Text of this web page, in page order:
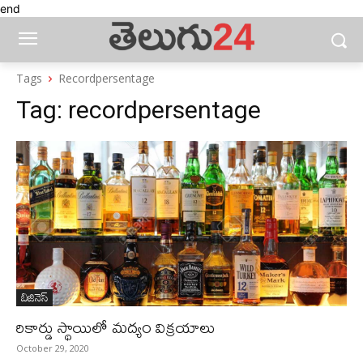
end
Tags Recordpersentage
Tag: recordpersentage
బిజినెస్‌
రికార్డు స్థాయిలో మద్యం విక్రయాలు
October 29, 2020